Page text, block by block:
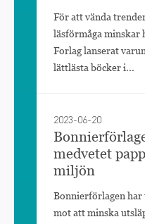
För att vända
läsförmåga minskar
Forlag lanserat
lättlästa böcker i...
2023-06-20
medvetet
miljön
Bonnierförlagen har
mot att minska